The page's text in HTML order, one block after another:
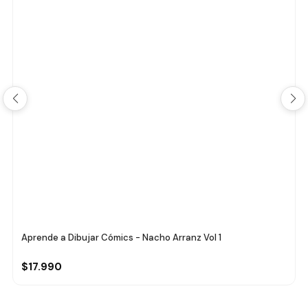
Aprende a Dibujar Cómics - Nacho Arranz Vol 1
$17.990